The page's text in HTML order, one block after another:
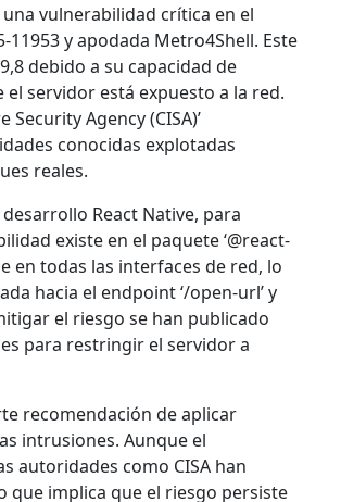
vulnerabilidad crítica en el
y apodada Metro4Shell. Este
debido a su capacidad de
servidor está expuesto a la red.
Agency (CISA)’
conocidas explotadas
reales.
React Native, para
existe en el paquete ‘@react-
en todas las interfaces de red, lo
hacia el endpoint ‘/open-url’ y
el riesgo se han publicado
para restringir el servidor a
recomendación de aplicar
intrusiones. Aunque el
autoridades como CISA han
que implica que el riesgo persiste